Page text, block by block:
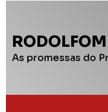
As promessas do